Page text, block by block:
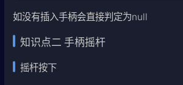
如没有插入手柄会直接判定为null
知识点二 手柄摇杆
摇杆按下